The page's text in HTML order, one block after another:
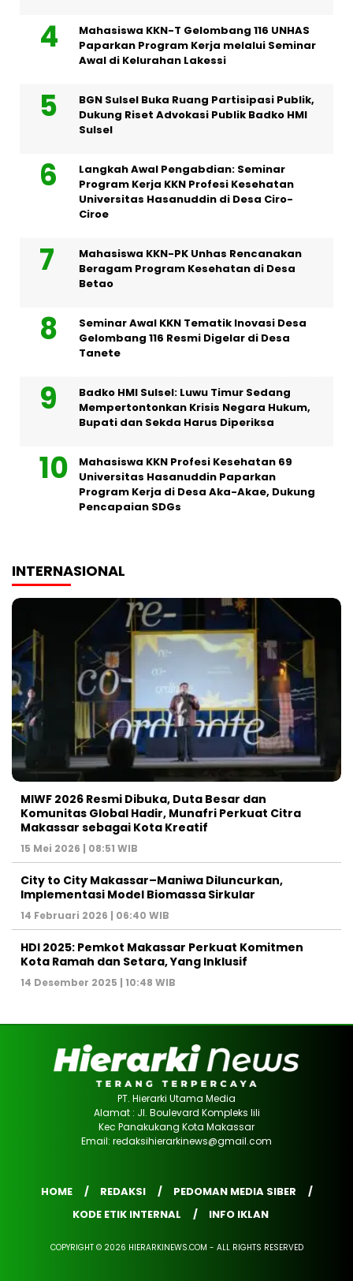
Mahasiswa KKN-T Gelombang 116 UNHAS
Paparkan Program Kerja melalui Seminar
Awal di Kelurahan Lakessi
BGN Sulsel Buka Ruang Partisipasi Publik,
Dukung Riset Advokasi Publik Badko HMI
Sulsel
Langkah Awal Pengabdian: Seminar
Program Kerja KKN Profesi Kesehatan
Universitas Hasanuddin di Desa Ciro-
Ciroe
Mahasiswa KKN-PK Unhas Rencanakan
Beragam Program Kesehatan di Desa
Betao
Seminar Awal KKN Tematik Inovasi Desa
Gelombang 116 Resmi Digelar di Desa
Tanete
Badko HMI Sulsel: Luwu Timur Sedang
Mempertontonkan Krisis Negara Hukum,
Bupati dan Sekda Harus Diperiksa
Mahasiswa KKN Profesi Kesehatan 69
Universitas Hasanuddin Paparkan
Program Kerja di Desa Aka-Akae, Dukung
Pencapaian SDGs
INTERNASIONAL
MIWF 2026 Resmi Dibuka, Duta Besar dan
Komunitas Global Hadir, Munafri Perkuat Citra
Makassar sebagai Kota Kreatif
15 Mei 2026 | 08:51 WIB
City to City Makassar–Maniwa Diluncurkan,
Implementasi Model Biomassa Sirkular
14 Februari 2026 | 06:40 WIB
HDI 2025: Pemkot Makassar Perkuat Komitmen
Kota Ramah dan Setara, Yang Inklusif
14 Desember 2025 | 10:48 WIB
PT. Hierarki Utama Media
Alamat : Jl. Boulevard Kompleks lili
Kec Panakukang Kota Makassar
Email: redaksihierarkinews@gmail.com
HOME REDAKSI
PEDOMAN MEDIA SIBER
KODE ETIK INTERNAL
INFO IKLAN
COPYRIGHT © 2026 HIERARKINEWS.COM - ALL RIGHTS RESERVED